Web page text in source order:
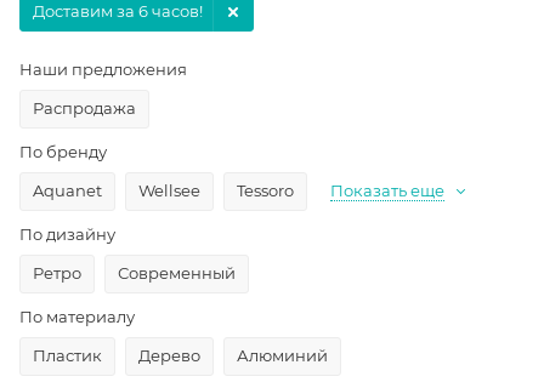
Доставим за 6 часов!
Наши предложения
Распродажа
По бренду
Aquanet
Wellsee Tessoro Показать еще
По дизайну
Ретро
Современный
По материалу
Пластик
Дерево Алюминий